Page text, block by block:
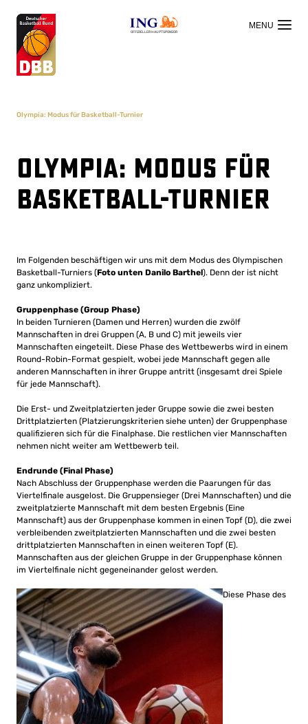
OFFIZIELLER HAUPTSPONSOR
Olympia: Modus für Basketball-Turnier
Olympia: Modus für
Basketball-Turnier
Im Folgenden beschäftigen wir uns mit dem Modus des Olympischen
Basketball-Turniers (Foto unten Danilo Barthel). Denn der ist nicht
ganz unkompliziert.
Gruppenphase (Group Phase)
In beiden Turnieren (Damen und Herren) wurden die zwölf
Mannschaften in drei Gruppen (A, B und C) mit jeweils vier
Mannschaften eingeteilt. Diese Phase des Wettbewerbs wird in einem
Round-Robin-Format gespielt, wobei jede Mannschaft gegen alle
anderen Mannschaften in ihrer Gruppe antritt (insgesamt drei Spiele
für jede Mannschaft).
Die Erst- und Zweitplatzierten jeder Gruppe sowie die zwei besten
Drittplatzierten (Platzierungskriterien siehe unten) der Gruppenphase
qualifizieren sich für die Finalphase. Die restlichen vier Mannschaften
nehmen nicht weiter am Wettbewerb teil.
Endrunde (Final Phase)
Nach Abschluss der Gruppenphase werden die Paarungen für das
Viertelfinale ausgelost. Die Gruppensieger (Drei Mannschaften) und die
zweitplatzierte Mannschaft mit dem besten Ergebnis (Eine
Mannschaft) aus der Gruppenphase kommen in einen Topf (D), die zwei
verbleibenden zweitplatzierten Mannschaften und die zwei besten
drittplatzierten Mannschaften in einen weiteren Topf (E).
Mannschaften aus der gleichen Gruppe in der Gruppenphase können
im Viertelfinale nicht gegeneinander gelost werden.
Diese Phase des